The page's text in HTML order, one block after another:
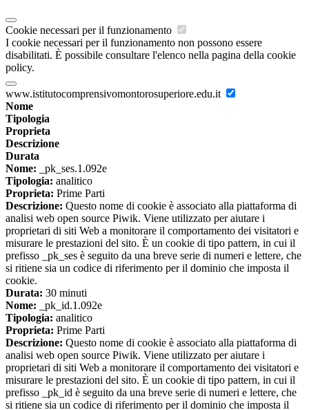
Cookie necessari per il funzionamento
I cookie necessari per il funzionamento non possono essere
disabilitati. È possibile consultare l'elenco nella pagina della cookie
policy.
www.istitutocomprensivomontorosuperiore.edu.it
Nome
Tipologia
Proprieta
Descrizione
Durata
Nome: _pk_ses.1.092e
Tipologia: analitico
Proprieta: Prime Parti
Descrizione: Questo nome di cookie è associato alla piattaforma di
analisi web open source Piwik. Viene utilizzato per aiutare i
proprietari di siti Web a monitorare il comportamento dei visitatori e
misurare le prestazioni del sito. È un cookie di tipo pattern, in cui il
prefisso _pk_ses è seguito da una breve serie di numeri e lettere, che
si ritiene sia un codice di riferimento per il dominio che imposta il
cookie.
Durata: 30 minuti
Nome: _pk_id.1.092e
Tipologia: analitico
Proprieta: Prime Parti
Descrizione: Questo nome di cookie è associato alla piattaforma di
analisi web open source Piwik. Viene utilizzato per aiutare i
proprietari di siti Web a monitorare il comportamento dei visitatori e
misurare le prestazioni del sito. È un cookie di tipo pattern, in cui il
prefisso _pk_id è seguito da una breve serie di numeri e lettere, che
si ritiene sia un codice di riferimento per il dominio che imposta il